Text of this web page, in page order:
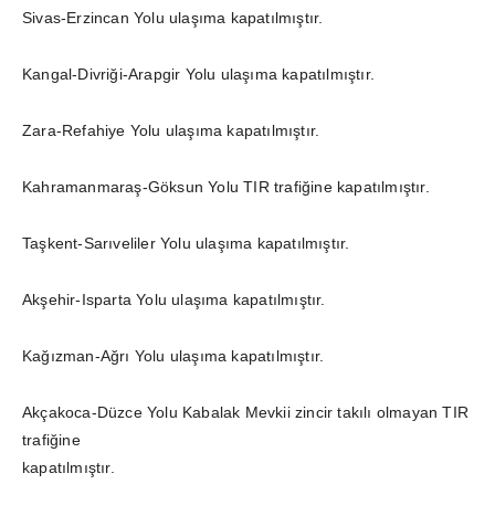
Sivas-Erzincan Yolu ulaşıma kapatılmıştır.
Kangal-Divriği-Arapgir Yolu ulaşıma kapatılmıştır.
Zara-Refahiye Yolu ulaşıma kapatılmıştır.
Kahramanmaraş-Göksun Yolu TIR trafiğine kapatılmıştır.
Taşkent-Sarıveliler Yolu ulaşıma kapatılmıştır.
Akşehir-Isparta Yolu ulaşıma kapatılmıştır.
Kağızman-Ağrı Yolu ulaşıma kapatılmıştır.
Akçakoca-Düzce Yolu Kabalak Mevkii zincir takılı olmayan TIR
trafiğine
kapatılmıştır.